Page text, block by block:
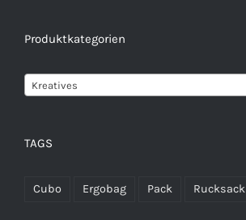
Produktkategorien
Kreatives
TAGS
Cubo Ergobag Pack Rucksack